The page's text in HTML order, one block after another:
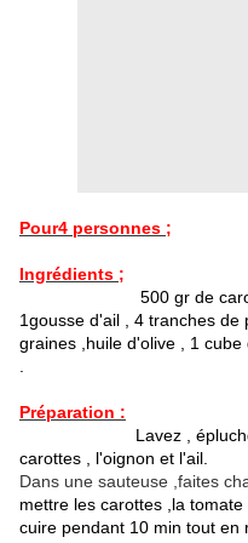
Pour4 personnes ;
Ingrédients ;
500 gr de carottes
1gousse d'ail , 4 tranches de
graines ,huile d'olive , 1
Préparation :
Lavez , épluchez et
carottes , l'oignon et l'ail.
Dans une sauteuse ,faites
mettre les carottes ,la
cuire pendant 10 min tout en